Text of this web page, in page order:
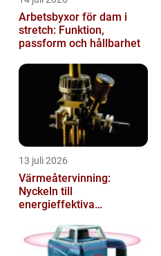
Arbetsbyxor för dam i
stretch: Funktion,
passform och hållbarhet
13 juli 2026
Värmeåtervinning:
Nyckeln till
energieffektiva